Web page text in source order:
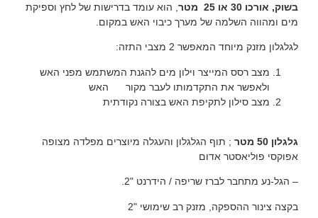
בשוק, אורכו 30 או 25 מטר
, הוא עומד בדרישות של לחץ וספיקת
מים ומהווה השלמה של מערך כיבוי האש במקום.
לגלגלון מזנק מיוחד המאפשר 2 מצבי התזה:
מצב רסס המייצר וילון מים להגנת המשתמש מפני האש
ולאפשר את התקדמותו לעבר מקור האש
מצב סילון לתקיפת האש בצורה נקודתית
גלגלון 50 מטר
; תוף הגלגלון והעגלה מיוצרים מפלדה מצופה
אפוקסי פוליאסטר אדום
– הגל-נע מתחבר לברז שריפה / הידרנט "2.
בקצה צינור ההספקה, מזנק רב שימושי "2